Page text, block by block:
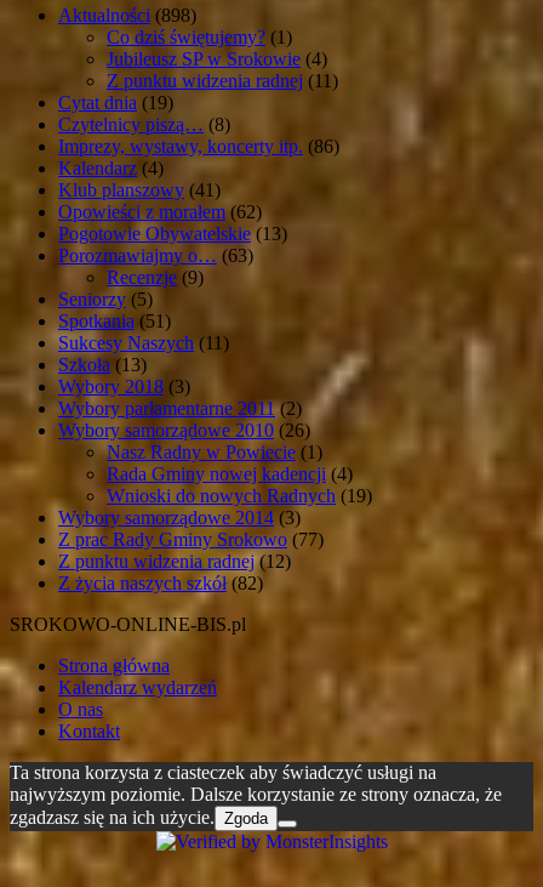
Aktualności (898)
Co dziś świętujemy? (1)
Jubileusz SP w Srokowie (4)
Z punktu widzenia radnej (11)
Cytat dnia (19)
Czytelnicy piszą… (8)
Imprezy, wystawy, koncerty itp. (86)
Kalendarz (4)
Klub planszowy (41)
Opowieści z morałem (62)
Pogotowie Obywatelskie(13)
Porozmawiajmy o… (63)
Recenzje (9)
Seniorzy (5)
Spotkania (51)
Sukcesy Naszych (11)
Szkoła (13)
Wybory 2018 (3)
Wybory parlamentarne 2011(2)
Wybory samorządowe 2010 (26)
Nasz Radny w Powiecie (1)
Rada Gminy nowej kadencji (4)
Wnioski do nowych Radnych (19)
Wybory samorządowe 2014 (3)
Z prac Rady Gminy Srokowo (77)
Z punktu widzenia radnej (12)
Z życia naszych szkół(82)
SROKOWO-ONLINE-BIS.pl
Strona główna
Kalendarz wydarzeń
O nas
Kontakt
Ta strona korzysta z ciasteczek aby świadczyć usługi na
najwyższym poziomie. Dalsze korzystanie ze strony oznacza, że
zgadzasz się na ich użycie. Zgoda